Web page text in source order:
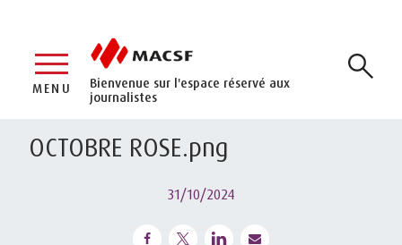
Bienvenue sur l'espace réservé aux
journalistes
MENU
OCTOBRE ROSE.png
31/10/2024